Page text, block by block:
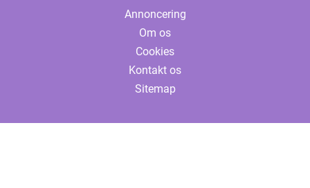
Annoncering
Om os
Cookies
Kontakt os
Sitemap